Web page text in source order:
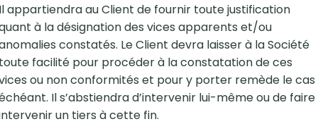
appartiendra au Client de fournir toute justification
à la désignation des vices apparents et/ou
constatés. Le Client devra laisser à la Société
facilité pour procéder à la constatation de ces
ou non conformités et pour y porter remède le cas
Il s’abstiendra d’intervenir lui-même ou de faire
un tiers à cette fin.